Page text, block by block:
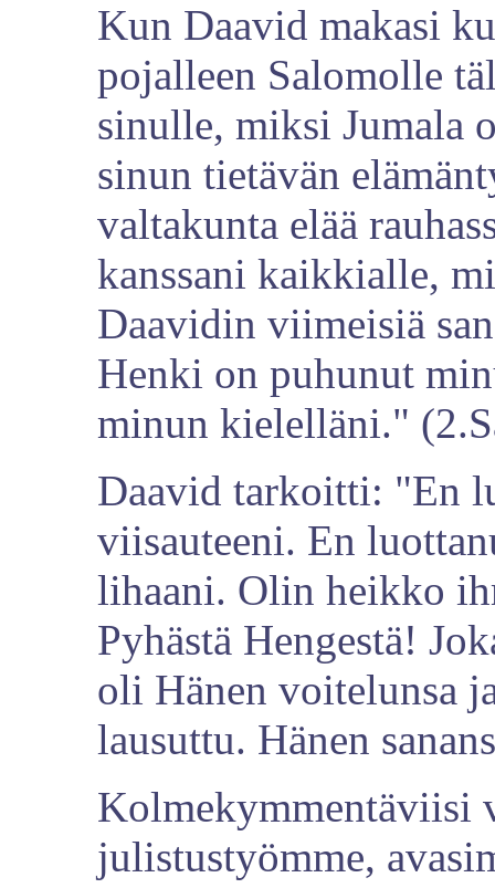
Kun Daavid makasi
pojalleen Salomolle
sinulle, miksi Jumala
sinun tietävän
valtakunta elää
kanssani kaikkialle,
Daavidin viimeisiä
Henki on puhunut
minun kielelläni."
Daavid tarkoitti: "En
viisauteeni. En
lihaani. Olin heikko
Pyhästä Hengestä!
oli Hänen voitelunsa
lausuttu. Hänen
Kolmekymmentäviisi
julistustyömme,